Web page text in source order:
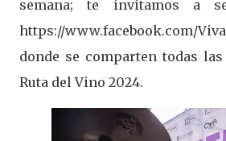
semana; te invitamos a
https://www.facebook.com/
donde se comparten todas
Ruta del Vino 2024.